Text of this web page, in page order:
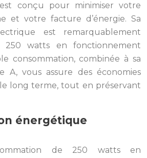
conçu pour minimiser votre
et votre facture d’énergie. Sa
est remarquablement
250 watts en fonctionnement
consommation, combinée à sa
A, vous assure des économies
long terme, tout en préservant
énergétique
de 250 watts en